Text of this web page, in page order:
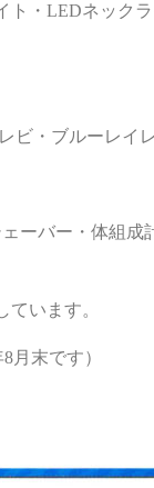
・LEDネック
・ブルーレイ
ーバー・体組成
います。
月末です）